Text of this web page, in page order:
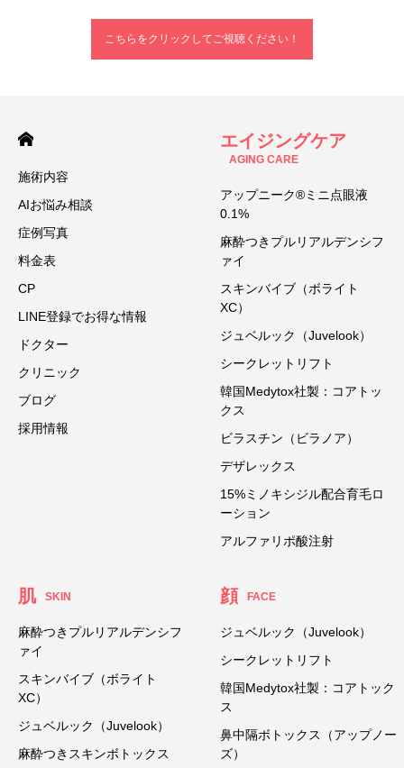
こちらをクリックしてご視聴ください！
施術内容
AIお悩み相談
症例写真
料金表
CP
LINE登録でお得な情報
ドクター
クリニック
ブログ
採用情報
エイジングケア
AGING CARE
アップニーク®ミニ点眼液
0.1%
麻酔つきプルリアルデンシフ
ァイ
スキンバイブ（ボライト
XC）
ジュベルック（Juvelook）
シークレットリフト
韓国Medytox社製：コアトッ
クス
ビラスチン（ビラノア）
デザレックス
15%ミノキシジル配合育毛ロ
ーション
アルファリポ酸注射
肌 SKIN
麻酔つきプルリアルデンシフ
ァイ
スキンバイブ（ボライト
XC）
ジュベルック（Juvelook）
麻酔つきスキンボトックス
顔 FACE
ジュベルック（Juvelook）
シークレットリフト
韓国Medytox社製：コアトック
ス
鼻中隔ボトックス（アップノー
ズ）